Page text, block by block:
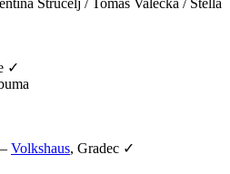
Štrucelj /Tomas Valečka / Stella
✓
Volkshaus, Gradec ✓